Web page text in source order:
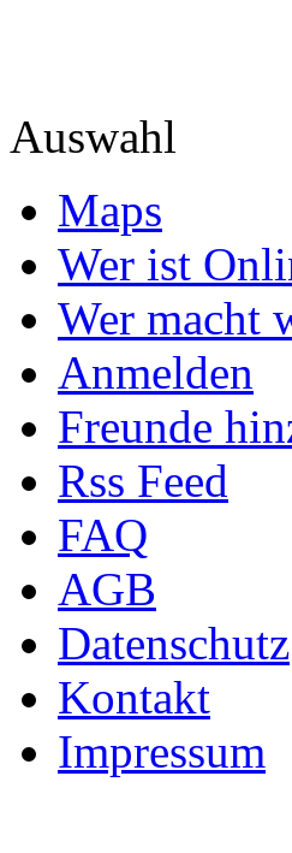
Auswahl
Maps
Wer ist
Wer macht
Anmelden
Freunde
Rss Feed
FAQ
AGB
Datenschutz
Kontakt
Impressum